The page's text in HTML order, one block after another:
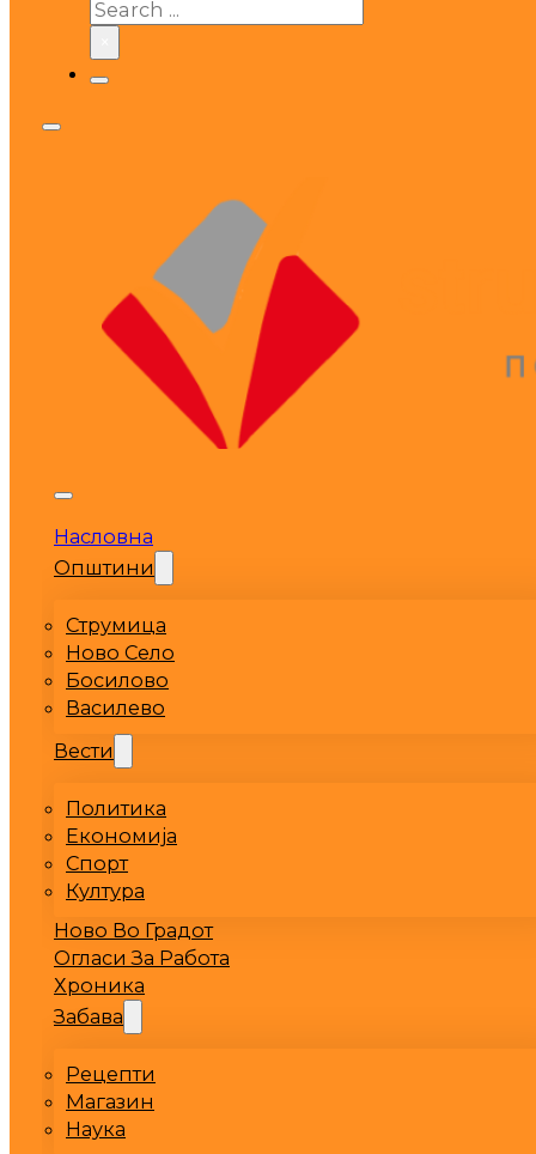
Search
Насловна
Општини
Струмица
Ново Село
Босилово
Василево
Вести
Политика
Економија
Спорт
Култура
Ново Во Градот
Огласи За Работа
Хроника
Забава
Рецепти
Магазин
Наука